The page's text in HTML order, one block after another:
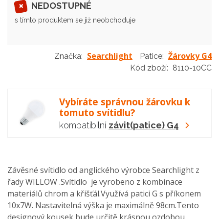
NEDOSTUPNÉ
s tímto produktem se již neobchoduje
Značka: Searchlight Patice: Žárovky G4
Kód zboží: 8110-10CC
Vybíráte správnou žárovku k
tomuto svítidlu?
kompatibilní závit(patice) G4
Závěsné svítidlo od anglického výrobce Searchlight z
řady WILLOW .Svítidlo je vyrobeno z kombinace
materiálů chrom a křišťál.Využívá patici G s příkonem
10x7W. Nastavitelná výška je maximálně 98cm.Tento